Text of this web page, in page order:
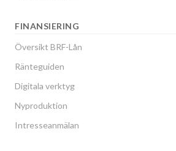
FINANSIERING
Översikt BRF-Lån
Ränteguiden
Digitala verktyg
Nyproduktion
Intresseanmälan